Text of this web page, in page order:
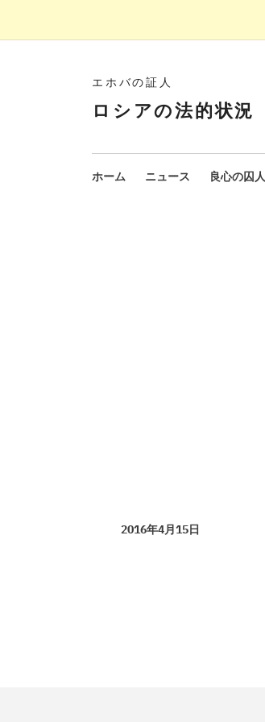
エホバの証人
ロシアの法的状況
ホーム ニュース 良心の囚人
2016年4月15日